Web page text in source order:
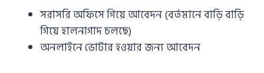
সরাসরি অফিসে গিয়ে আবেদন (বর্তমানে বাড়ি বাড়ি
গিয়ে হালনাগাদ চলছে)
অনলাইনে ভোটার হওয়ার জন্য আবেদন